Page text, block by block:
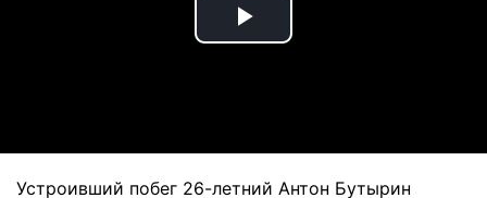
Play
Устроивший побег 26-летний Антон Бутырин